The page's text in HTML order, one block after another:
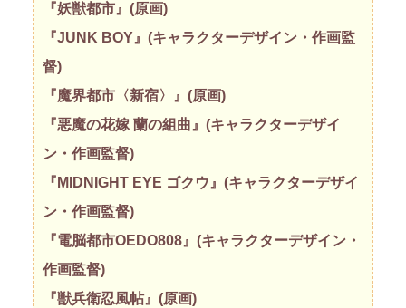
『妖獣都市』(原画)
『JUNK BOY』(キャラクターデザイン・作画監
督)
『魔界都市〈新宿〉』(原画)
『悪魔の花嫁 蘭の組曲』(キャラクターデザイ
ン・作画監督)
『MIDNIGHT EYE ゴクウ』(キャラクターデザイ
ン・作画監督)
『電脳都市OEDO808』(キャラクターデザイン・
作画監督)
『獣兵衛忍風帖』(原画)